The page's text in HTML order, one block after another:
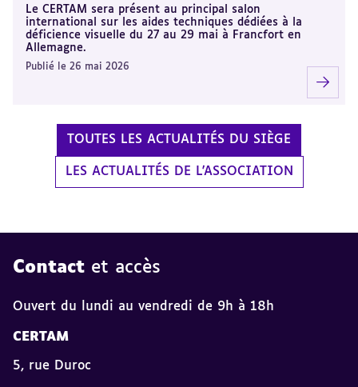
Le CERTAM sera présent au principal salon
international sur les aides techniques dédiées à la
déficience visuelle du 27 au 29 mai à Francfort en
Allemagne.
Publié le 26 mai 2026
TOUTES LES ACTUALITÉS DU SIÈGE
LES ACTUALITÉS DE L'ASSOCIATION
Contact et accès
Ouvert du lundi au vendredi de 9h à 18h
CERTAM
5, rue Duroc